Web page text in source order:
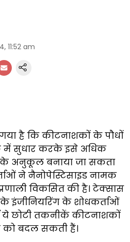
11:52 am
है कि कीटनाशकों के पौधों
में सुधार करके इसे अधिक
के अनुकूल बनाया जा सकता
ने नैनोपेस्टिसाइड नामक
विकसित की है। टेक्सास
के इंजीनियरिंग के शोधकर्ताओं
ये छोटी तकनीकें कीटनाशकों
बदल सकती हैं।